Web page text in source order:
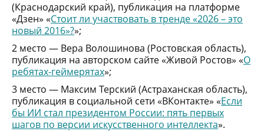
(Краснодарский край), публикация на платформе
«Дзен» «Стоит ли участвовать в тренде «2026 – это
новый 2016»?»;
2 место — Вера Волошинова (Ростовская область),
публикация на авторском сайте «Живой Ростов» «О
ребятах-геймерятах»;
3 место — Максим Терский (Астраханская область),
публикация в социальной сети «ВКонтакте» «Если
бы ИИ стал президентом России: пять первых
шагов по версии искусственного интеллекта».